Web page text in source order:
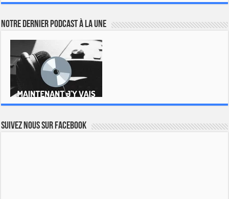
Notre dernier podcast à la une
Suivez nous sur Facebook